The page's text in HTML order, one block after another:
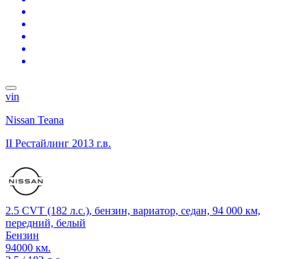
vin
Nissan Teana
II Рестайлинг 2013 г.в.
2.5 CVT (182 л.с.), бензин, вариатор, седан, 94 000 км,
передний, белый
Бензин
94000 км.